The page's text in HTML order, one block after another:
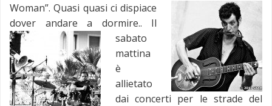
Woman”.Quasi quasi ci dispiace
dover andare a dormire.. Il
sabato
mattina
è
allietato
dai concerti per le strade del